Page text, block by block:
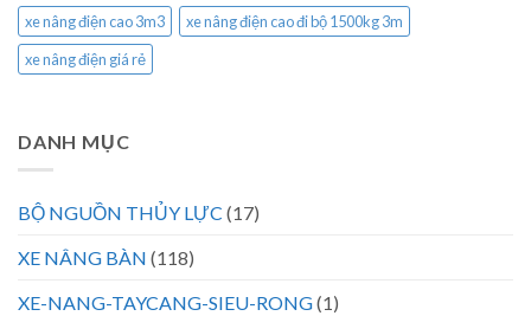
xe nâng điện cao 3m3
xe nâng điện cao đi bộ 1500kg 3m
xe nâng điện giá rẻ
DANH MỤC
BỘ NGUỒN THỦY LỰC (17)
XE NÂNG BÀN (118)
XE-NANG-TAYCANG-SIEU-RONG(1)